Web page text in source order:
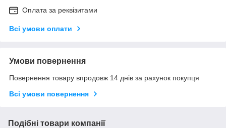
Оплата за реквізитами
Всі умови оплати
Умови повернення
Повернення товару впродовж 14 днів за рахунок покупця
Всі умови повернення
Подібні товари компанії